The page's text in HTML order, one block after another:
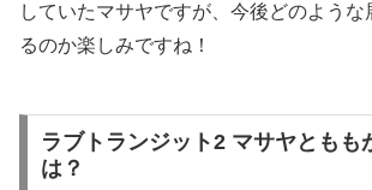
していたマサヤですが、今後どのよう
るのか楽しみですね！
ラブトランジット2 マサヤともも
は？